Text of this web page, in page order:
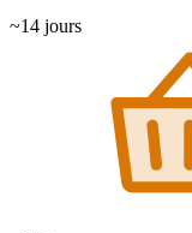
~14 jours